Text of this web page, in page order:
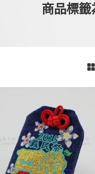
商品標籤